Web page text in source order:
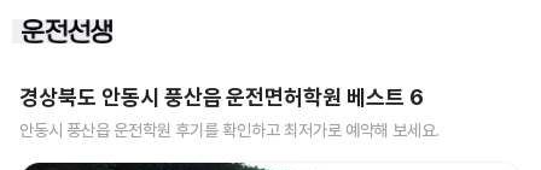
경상북도 안동시 풍산읍운전면허학원 베스트 6
안동시 풍산읍 운전학원 후기를 확인하고 최저가로 예약해 보세요.